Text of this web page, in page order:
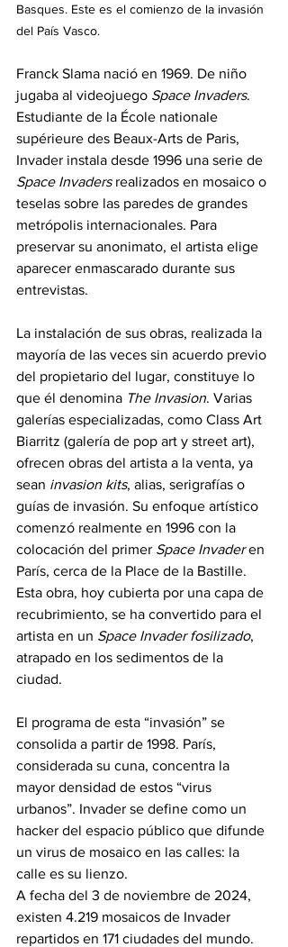
Basques. Este es el comienzo de la invasión
del País Vasco.
Franck Slama nació en 1969. De niño
jugaba al videojuego Space Invaders.
Estudiante de la École nationale
supérieure des Beaux-Arts de Paris,
Invader instala desde 1996 una serie de
Space Invaders realizados en mosaico o
teselas sobre las paredes de grandes
metrópolis internacionales. Para
preservar su anonimato, el artista elige
aparecer enmascarado durante sus
entrevistas.
La instalación de sus obras, realizada la
mayoría de las veces sin acuerdo previo
del propietario del lugar, constituye lo
que él denomina The Invasion. Varias
galerías especializadas, como Class Art
Biarritz (galería de pop art y street art),
ofrecen obras del artista a la venta, ya
sean invasion kits, alias, serigrafías o
guías de invasión. Su enfoque artístico
comenzó realmente en 1996 con la
colocación del primer Space Invader en
París, cerca de la Place de la Bastille.
Esta obra, hoy cubierta por una capa de
recubrimiento, se ha convertido para el
artista en un Space Invader fosilizado,
atrapado en los sedimentos de la
ciudad.
El programa de esta “invasión” se
consolida a partir de 1998. París,
considerada su cuna, concentra la
mayor densidad de estos “virus
urbanos”. Invader se define como un
hacker del espacio público que difunde
un virus de mosaico en las calles: la
calle es su lienzo.
A fecha del 3 de noviembre de 2024,
existen 4.219 mosaicos de Invader
repartidos en 171 ciudades del mundo.